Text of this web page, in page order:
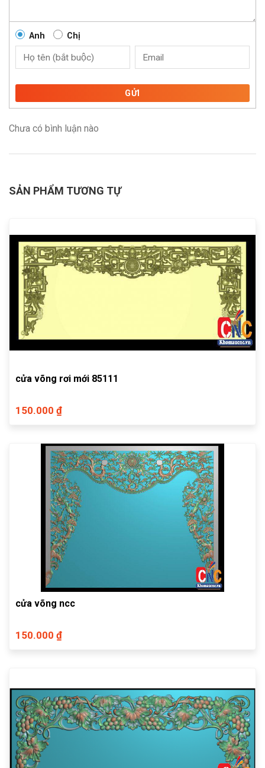
Anh Chị
GỬI
Chưa có bình luận nào
SẢN PHẨM TƯƠNG TỰ
cửa võng rơi mới 85111
150.000 ₫
cửa võng ncc
150.000 ₫